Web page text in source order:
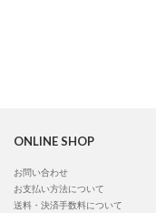
ONLINE SHOP
お問い合わせ
お支払い方法について
送料・決済手数料について